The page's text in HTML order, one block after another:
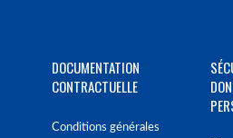
DOCUMENTATION
CONTRACTUELLE
Conditions générales